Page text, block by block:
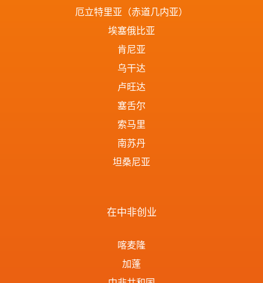
厄立特里亚（赤道几内亚）
埃塞俄比亚
肯尼亚
乌干达
卢旺达
塞舌尔
索马里
南苏丹
坦桑尼亚
在中非创业
喀麦隆
加蓬